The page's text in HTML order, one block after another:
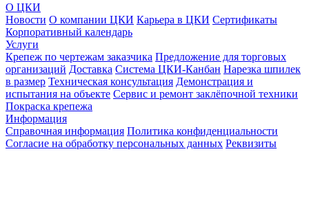
О ЦКИ
Новости О компании ЦКИ Карьера в ЦКИ Сертификаты
Корпоративный календарь
Услуги
Крепеж по чертежам заказчика Предложение для торговых
организаций Доставка Система ЦКИ-Канбан Нарезка шпилек
в размер Техническая консультация Демонстрация и
испытания на объекте Сервис и ремонт заклёпочной техники
Покраска крепежа
Информация
Справочная информация Политика конфиденциальности
Согласие на обработку персональных данных Реквизиты